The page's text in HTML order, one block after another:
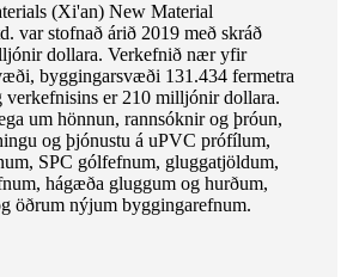
(Xi'an) New Material
var stofnað árið 2019 með skráð
dollara. Verkefnið nær yfir
byggingarsvæði 131.434 fermetra
verkefnisins er 210 milljónir dollara.
um hönnun, rannsóknir og þróun,
og þjónustu á uPVC prófílum,
SPC gólfefnum, gluggatjöldum,
hágæða gluggum og hurðum,
öðrum nýjum byggingarefnum.